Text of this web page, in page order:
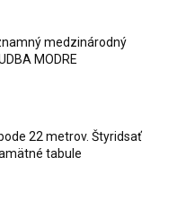
medzinárodný
MODRE
22 metrov. Štyridsať
tabule